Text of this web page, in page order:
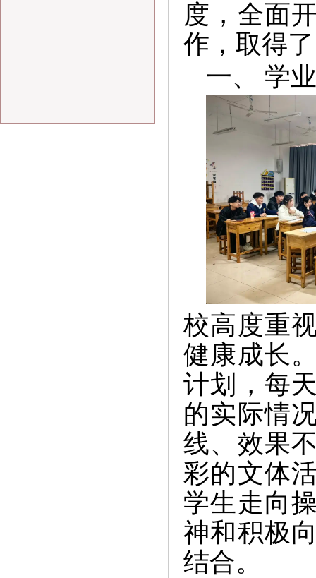
度，全面
作，取得
一、 学
校高度重
健康成长
计划，每
的实际情
线、效果
彩的文体
学生走向
神和积极
结合。